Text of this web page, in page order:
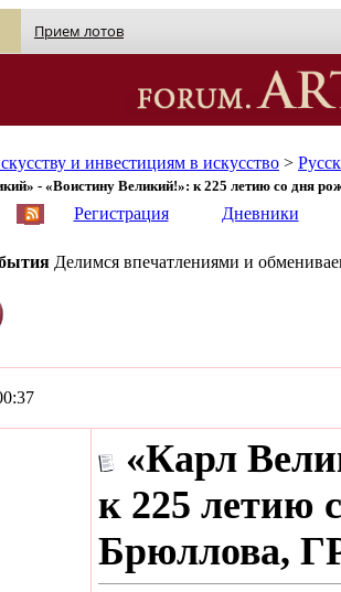
Прием лотов
и инвестициям в искусство >
- «Воистину Великий!»: к 225 летию со дня
Регистрация Дневники
Делимся впечатлениями и
«Карл
к 225 летию
Брюллова,